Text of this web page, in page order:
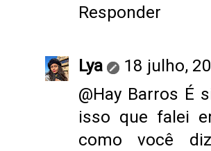
Responder
Lya
18 julho,
@Hay Barros É
isso que falei
como você